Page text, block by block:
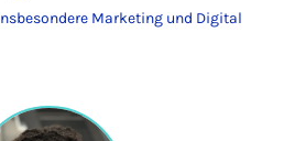
Marketing und Digital